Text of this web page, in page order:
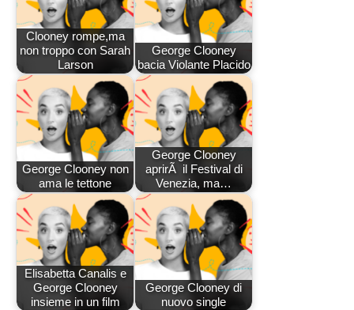
Clooney rompe,ma
non troppo con Sarah
Larson
George Clooney
bacia Violante Placido
George Clooney non
ama le tettone
George Clooney
aprirÃ il Festival di
Venezia, ma…
Elisabetta Canalis e
George Clooney
insieme in un film
George Clooney di
nuovo single